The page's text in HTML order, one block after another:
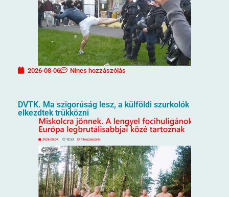
2026-08-06 Nincs hozzászólás
DVTK. Ma szigorúság lesz, a külföldi szurkolók
elkezdtek trükközni